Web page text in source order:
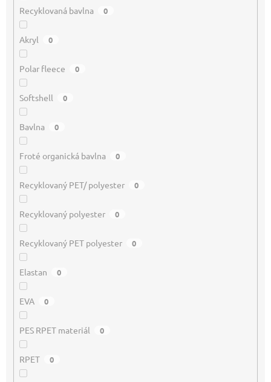
Recyklovaná bavlna 0
Akryl 0
Polar fleece 0
Softshell 0
Bavlna 0
Froté organická bavlna 0
Recyklovaný PET/ polyester 0
Recyklovaný polyester 0
Recyklovaný PET polyester 0
Elastan 0
EVA 0
PES RPET materiál 0
RPET 0